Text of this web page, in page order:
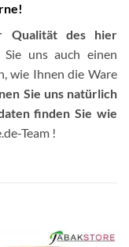
Qualität des hier
uns auch einen
wie Ihnen die Ware
Sie uns natürlich
finden Sie wie
Team !